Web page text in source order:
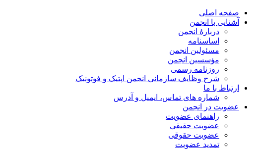
صفحه اصلی
آشنایی با انجمن
دربارۀ انجمن
اساسنامه
مسئولین انجمن
مؤسسین انجمن
روزنامه رسمی
شرح وظایف سازمانی انجمن اپتیک و فوتونیک
ارتباط با ما
شماره های تماس، ایمیل و آدرس
عضویت در انجمن
راهنمای عضویت
عضویت حقیقی
عضویت حقوقی
تمدید عضویت